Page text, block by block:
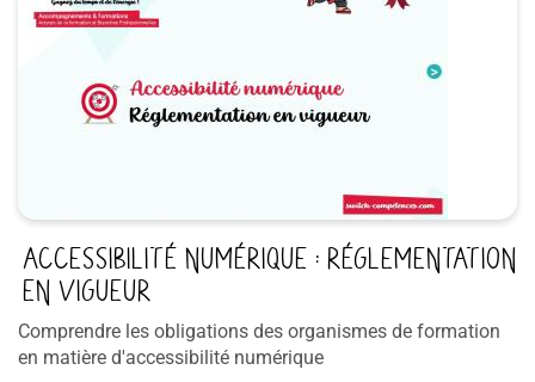
ACCESSIBILITÉ NUMÉRIQUE : RÉGLEMENTATION
EN VIGUEUR
Comprendre les obligations des organismes de formation
en matière d'accessibilité numérique